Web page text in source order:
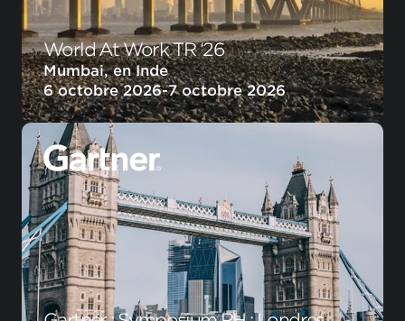
World At Work TR ‘26
Mumbai, en Inde
6 octobre 2026-7 octobre 2026